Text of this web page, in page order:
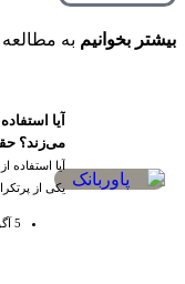
بیشتر بخوانیم به مطالعه
آیا
می‌زند؟
آیا
یکی از
5 آگوست 2026